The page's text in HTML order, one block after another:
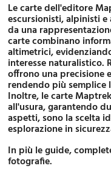
Le carte dell'editore MapTrek sono strumenti essenziali per
escursionisti, alpinisti
da una
carte combinano
altimetrici,
interesse naturalistico.
offrono una precisione
rendendo più
Inoltre, le carte
all'usura, garantendo
aspetti, sono la scelta
esplorazione in
In più le guide, complete di bellissime descrizioni e
fotografie.